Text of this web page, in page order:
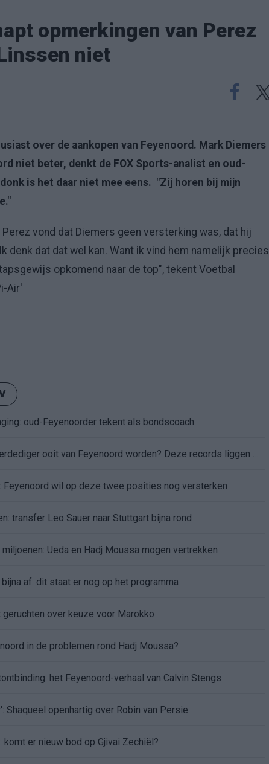
opmerkingen van Perez
niet
over de aankopen van Feyenoord. Mark Diemers
niet beter, denkt de FOX Sports-analist en oud-
is het daar niet mee eens. "Zij horen bij mijn
vond dat Diemers geen versterking was, dat hij
denk dat dat wel kan. Want ik vind hem namelijk precies
opkomend naar de top", tekent Voetbal
Air'
oud-Feyenoorder tekent als bondscoach
Feyenoord wil op deze twee posities nog versterken
transfer Leo Sauer naar Stuttgart bijna rond
Ueda en Hadj Moussa mogen vertrekken
af: dit staat er nog op het programma
over keuze voor Marokko
in de problemen rond Hadj Moussa?
het Feyenoord-verhaal van Calvin Stengs
Shaqueel openhartig over Robin van Persie
er nieuw bod op Gjivai Zechiël?